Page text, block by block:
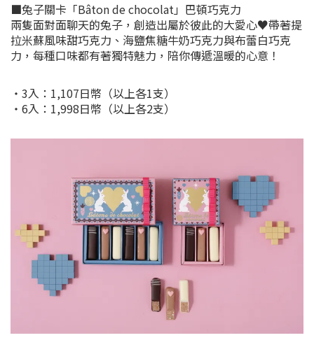
■兔子關卡「Bâton de chocolat」巴頓巧克力
兩隻面對面聊天的兔子，創造出屬於彼此的大愛心♥帶著提
拉米蘇風味甜巧克力、海鹽焦糖牛奶巧克力與布蕾白巧克
力，每種口味都有著獨特魅力，陪你傳遞溫暖的心意！
・3入：1,107日幣（以上各1支）
・6入：1,998日幣（以上各2支）